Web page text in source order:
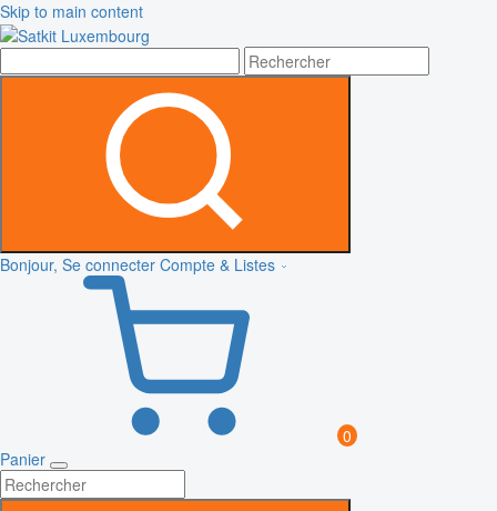
Skip to main content
Bonjour, Se connecter Compte & Listes
0
Panier